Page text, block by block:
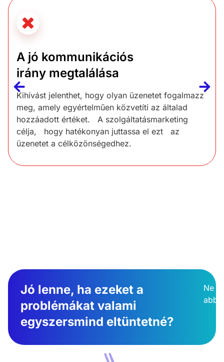
A jó kommunikációs
irány megtalálása
Kihívást jelenthet, hogy olyan üzenetet fogalmazz
meg, amely egyértelműen közvetíti az általad
hozzáadott értéket. A szolgáltatásmarketing
célja, hogy hatékonyan juttassa el ezt az
üzenetet a célközönségedhez.
Jó lenne, ha ezeket a
problémákat valami
egyszersmind eltüntetné?
Ne